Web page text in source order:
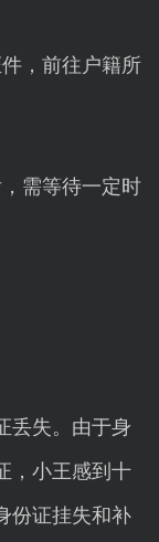
，前往户籍所
需等待一定时
丢失。由于身
，小王感到十
份证挂失和补